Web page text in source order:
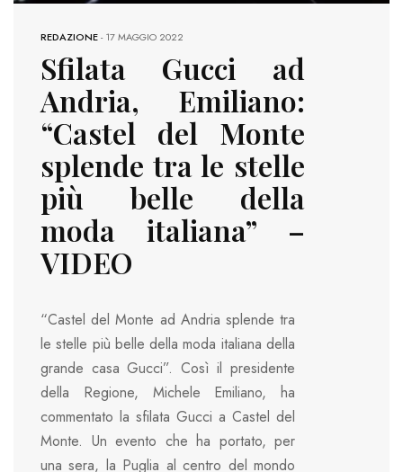
REDAZIONE-17 MAGGIO 2022
Sfilata Gucci ad
Andria, Emiliano:
“Castel del Monte
splende tra le stelle
più belle della
moda italiana” –
VIDEO
“Castel del Monte ad Andria splende tra
le stelle più belle della moda italiana della
grande casa Gucci”. Così il presidente
della Regione, Michele Emiliano, ha
commentato la sfilata Gucci a Castel del
Monte. Un evento che ha portato, per
una sera, la Puglia al centro del mondo